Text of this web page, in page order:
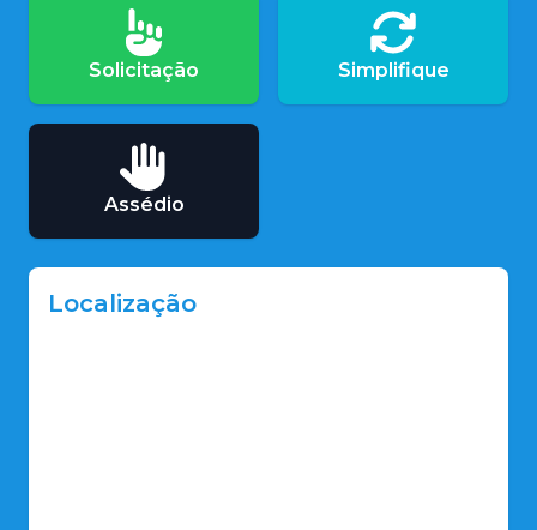
Solicitação Simplifique
Assédio
Localização